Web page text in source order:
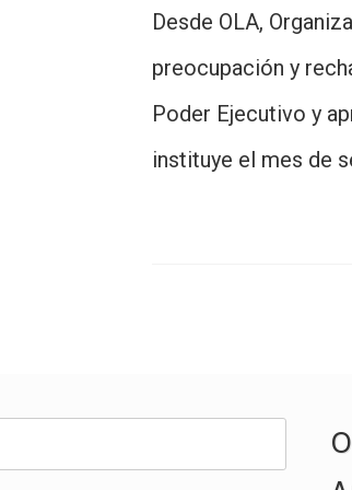
Desde OLA,
preocupación y
Poder Ejecutivo y
instituye el mes de